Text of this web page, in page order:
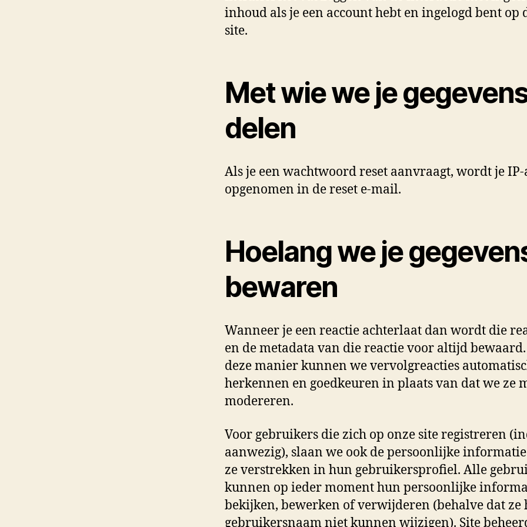
inhoud als je een account hebt en ingelogd bent op
site.
Met wie we je
delen
Als je een wachtwoord reset aanvraagt, wordt je
opgenomen in de reset e-mail.
Hoelang we je
bewaren
Wanneer je een reactie achterlaat dan wordt die
en de metadata van die reactie voor altijd
deze manier kunnen we vervolgreacties
herkennen en goedkeuren in plaats van dat we ze
modereren.
Voor gebruikers die zich op onze site registreren
aanwezig), slaan we ook de persoonlijke
ze verstrekken in hun gebruikersprofiel. Alle
kunnen op ieder moment hun persoonlijke
bekijken, bewerken of verwijderen (behalve dat ze
gebruikersnaam niet kunnen wijzigen). Site